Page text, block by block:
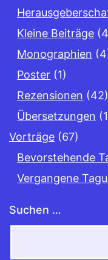
Kleine Beiträge
Monographien
Poster (1)
Rezensionen (42)
Übersetzungen
Vorträge (67)
Bevorstehende
Vergangene
Suchen …